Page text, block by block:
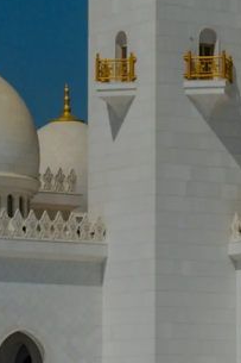
تمتع
اليومية
حمل مصحف